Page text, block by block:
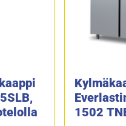
1502